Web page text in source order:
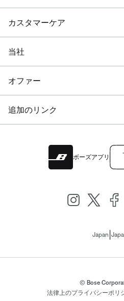
カスタマーケア
当社
オファー
追加のリンク
ボーズアプリ
Japan
© Bose
法律上のプライバシーポリ